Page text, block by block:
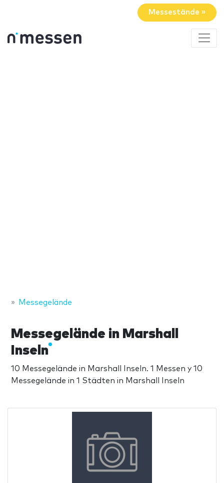
Messestände »
Messegelände
Messegelände in Marshall
Inseln
10 Messegelände in Marshall Inseln. 1 Messen y 10
Messegelände in 1 Städten in Marshall Inseln